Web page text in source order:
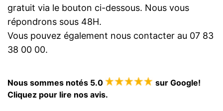
gratuit via le bouton ci-dessous. Nous vous
répondrons sous 48H.
Vous pouvez également nous contacter au 07 83
38 00 00.
Nous sommes notés 5.0
sur Google!
Cliquez pour lire nos avis.